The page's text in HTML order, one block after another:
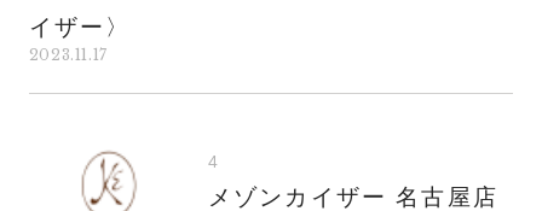
イザー〉
2023.11.17
4
メゾンカイザー 名古屋店